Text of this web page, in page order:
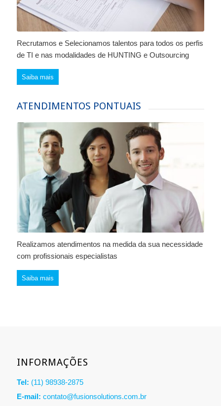
Recrutamos e Selecionamos talentos para todos os perfis
de TI e nas modalidades de HUNTING e Outsourcing
Saiba mais
ATENDIMENTOS PONTUAIS
Realizamos atendimentos na medida da sua necessidade
com profissionais especialistas
Saiba mais
INFORMAÇÕES
Tel: (11) 98938-2875
E-mail: contato@fusionsolutions.com.br